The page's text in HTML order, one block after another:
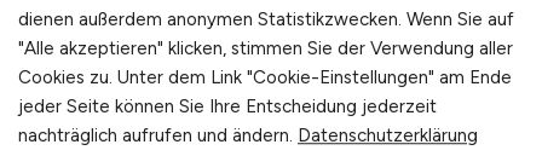
dienen außerdem anonymen Statistikzwecken. Wenn Sie auf
"Alle akzeptieren" klicken, stimmen Sie der Verwendung aller
Cookies zu. Unter dem Link "Cookie-Einstellungen" am Ende
jeder Seite können Sie Ihre Entscheidung jederzeit
nachträglich aufrufen und ändern. Datenschutzerklärung